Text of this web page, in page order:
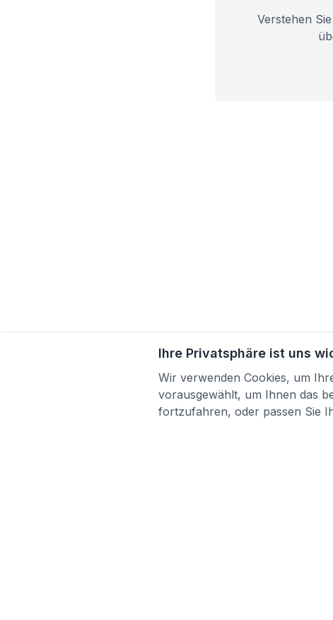
Verstehen
Ihre Privatsphäre ist uns
Wir verwenden Cookies, um
vorausgewählt, um Ihnen das
fortzufahren, oder passen Sie